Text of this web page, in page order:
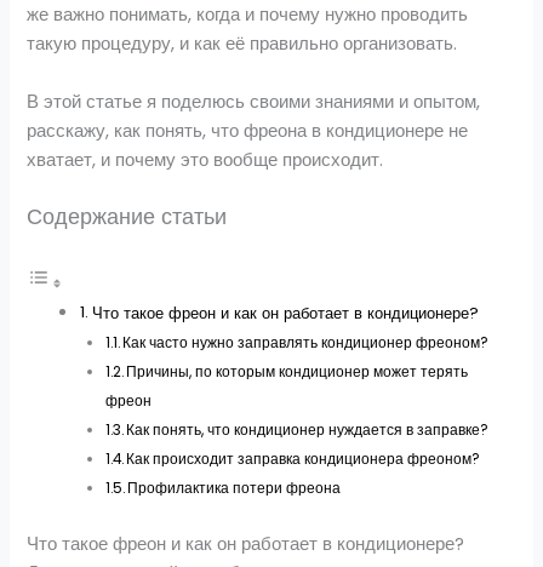
же важно понимать, когда и почему нужно проводить
такую процедуру, и как её правильно организовать.
В этой статье я поделюсь своими знаниями и опытом,
расскажу, как понять, что фреона в кондиционере не
хватает, и почему это вообще происходит.
Содержание статьи
Что такое фреон и как он работает в кондиционере?
Как часто нужно заправлять кондиционер фреоном?
Причины, по которым кондиционер может терять
фреон
Как понять, что кондиционер нуждается в заправке?
Как происходит заправка кондиционера фреоном?
Профилактика потери фреона
Что такое фреон и как он работает в кондиционере?